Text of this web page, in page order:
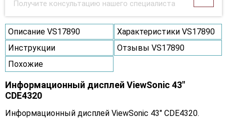
Получите консультацию нашего специалиста
Описание VS17890
Характеристики VS17890
Инструкции
Отзывы VS17890
Похожие
Информационный дисплей ViewSonic 43"
CDE4320
Информационный дисплей ViewSonic 43" CDE4320.